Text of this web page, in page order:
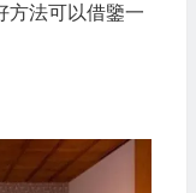
方法可以借鑒一